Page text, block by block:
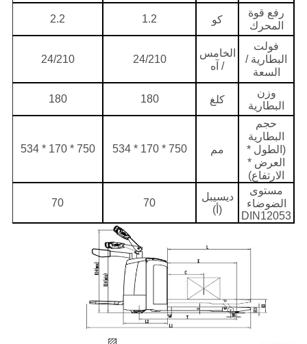
رفع قوة
المحرك
كو 1.2
2.2
فولت
البطارية /
السعة
الخامس
/ آه
24/210
24/210
وزن
البطارية
كلغ 180
180
حجم
البطارية
(الطول *
العرض *
الارتفاع)
مم 750 * 170 * 534
750 * 170 * 534
مستوى
الضوضاء
DIN12053
ديسيبل
(أ)
70
70